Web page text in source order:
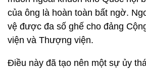
của ông là hoàn toàn bất ngờ.
vệ được đa số ghế cho đảng
viện và Thượng viện.
Điều này đã tạo nên một sự ủy